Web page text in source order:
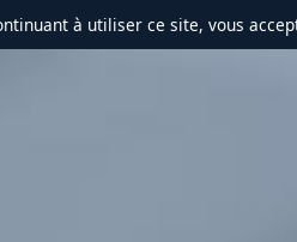
à utiliser ce site, vous